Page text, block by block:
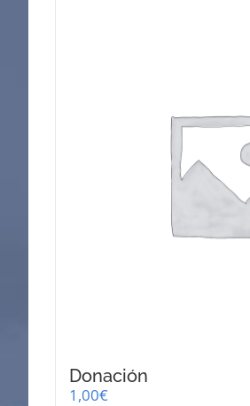
Donación
1,00€